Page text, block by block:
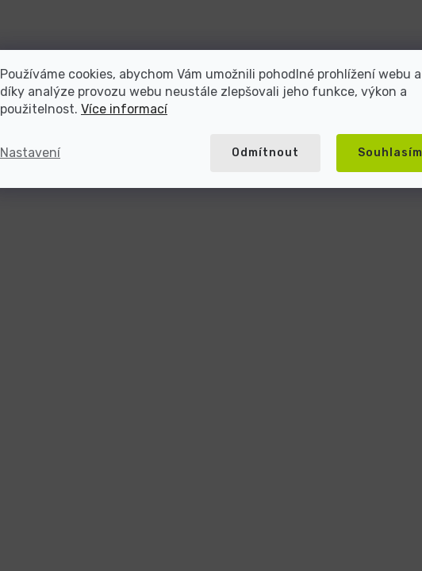
Používáme cookies, abychom Vám umožnili pohodlné prohlížení webu a
díky analýze provozu webu neustále zlepšovali jeho funkce, výkon a
použitelnost. Více informací
Nastavení Odmítnout Souhlasím